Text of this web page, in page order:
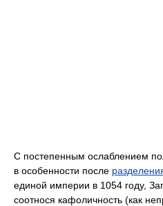
С постепенным ослаблением
в особенности после
единой империи в 1054 году,
соотнося кафоличность (как